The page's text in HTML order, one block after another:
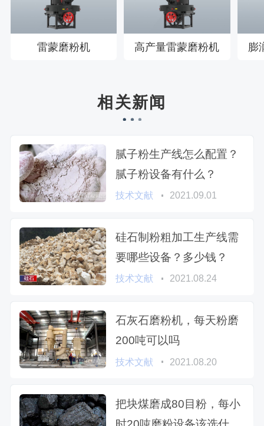
雷蒙磨粉机 高产量雷蒙磨粉机 膨
相关新闻
腻子粉生产线怎么配置？
腻子粉设备有什么？
技术文献 2021.09.01
硅石制粉粗加工生产线需
要哪些设备？多少钱？
技术文献 2021.08.24
石灰石磨粉机，每天粉磨
200吨可以吗
技术文献 2021.08.20
把块煤磨成80目粉，每小